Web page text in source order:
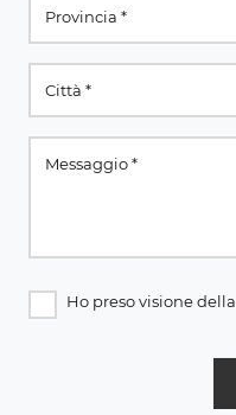
Ho preso visione della